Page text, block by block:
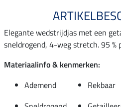
Elegante wedstrijdjas met een
sneldrogend, 4-weg stretch. 95 %
Materiaalinfo & kenmerken:
Ademend
Rekbaar